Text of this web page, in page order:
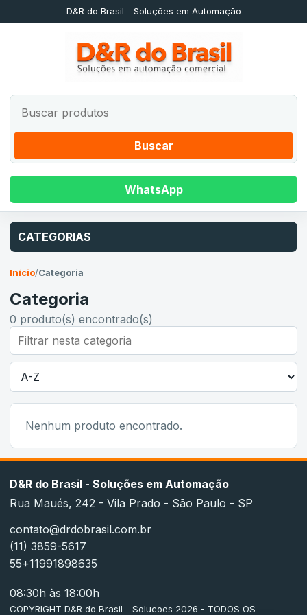
D&R do Brasil - Soluções em Automação
Buscar
WhatsApp
CATEGORIAS
Início/Categoria
Categoria
0 produto(s) encontrado(s)
Nenhum produto encontrado.
D&R do Brasil - Soluções em Automação
Rua Maués, 242 - Vila Prado - São Paulo - SP
contato@drdobrasil.com.br
(11) 3859-5617
55+11991898635
08:30h às 18:00h
COPYRIGHT D&R do Brasil - Solucoes 2026 - TODOS OS